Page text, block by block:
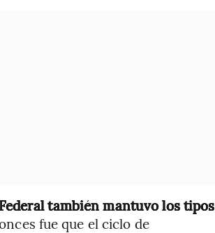
también mantuvo los tipos
fue que el ciclo de